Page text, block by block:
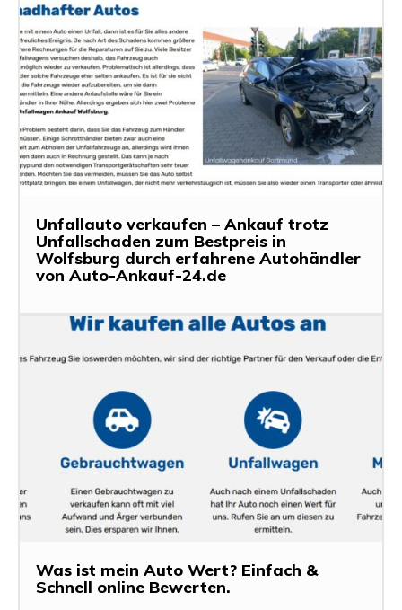
Unfallauto verkaufen – Ankauf trotz
Unfallschaden zum Bestpreis in
Wolfsburg durch erfahrene Autohändler
von Auto-Ankauf-24.de
Was ist mein Auto Wert? Einfach &
Schnell online Bewerten.